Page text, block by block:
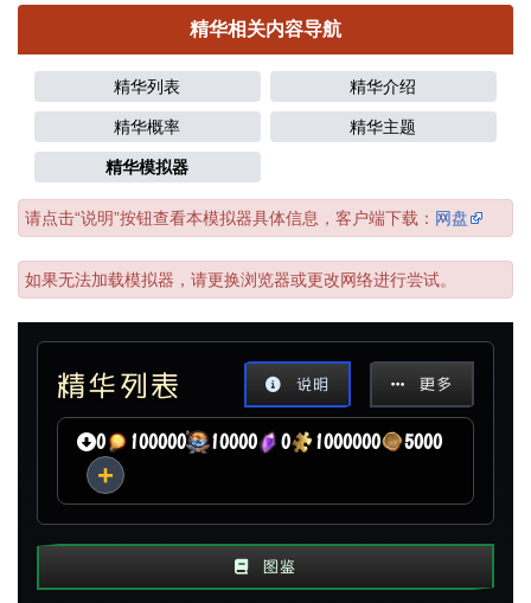
精华相关内容导航
精华列表 精华介绍
精华概率 精华主题
精华模拟器
请点击“说明”按钮查看本模拟器具体信息，客户端下载： 网盘
如果无法加载模拟器，请更换浏览器或更改网络进行尝试。